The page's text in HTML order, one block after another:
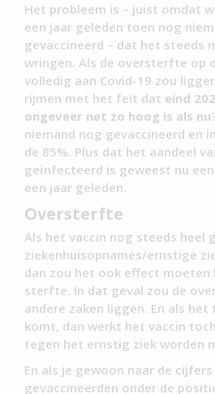
Het probleem is – juist omdat
een jaar geleden toen nog
gevaccineerd – dat het steeds
wringen. Als de oversterfte op
volledig aan Covid-19 zou
rijmen met het feit dat eind
ongeveer net zo hoog is als nu
niemand nog gevaccineerd en
de 85%. Plus dat het aandeel
geïnfecteerd is geweest nu
een jaar geleden.
Oversterfte
Als het vaccin nog steeds heel
ziekenhuisopnames/ernstige
dan zou het ook effect moeten
sterfte. In dat geval zou de
andere zaken liggen. En als
komt, dan werkt het vaccin
tegen het ernstig ziek worden
En als je gewoon naar de
gevaccineerden onder de